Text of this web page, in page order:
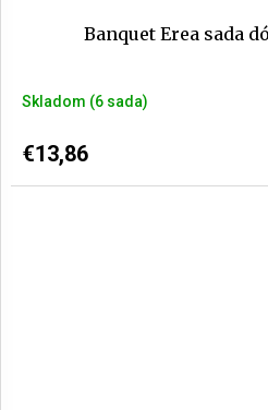
Banquet Erea sada
Skladom (6 sada)
€13,86